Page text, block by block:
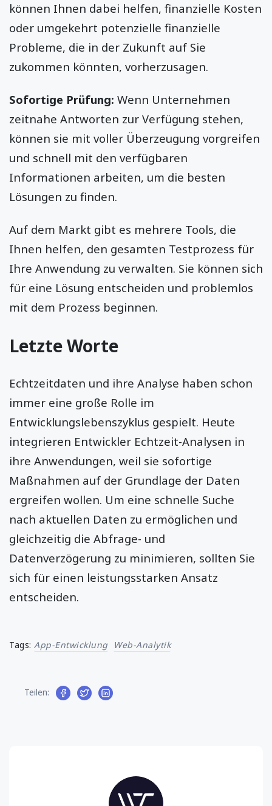
können Ihnen dabei helfen, finanzielle Kosten
oder umgekehrt potenzielle finanzielle
Probleme, die in der Zukunft auf Sie
zukommen könnten, vorherzusagen.
Sofortige Prüfung: Wenn Unternehmen
zeitnahe Antworten zur Verfügung stehen,
können sie mit voller Überzeugung vorgreifen
und schnell mit den verfügbaren
Informationen arbeiten, um die besten
Lösungen zu finden.
Auf dem Markt gibt es mehrere Tools, die
Ihnen helfen, den gesamten Testprozess für
Ihre Anwendung zu verwalten. Sie können sich
für eine Lösung entscheiden und problemlos
mit dem Prozess beginnen.
Letzte Worte
Echtzeitdaten und ihre Analyse haben schon
immer eine große Rolle im
Entwicklungslebenszyklus gespielt. Heute
integrieren Entwickler Echtzeit-Analysen in
ihre Anwendungen, weil sie sofortige
Maßnahmen auf der Grundlage der Daten
ergreifen wollen. Um eine schnelle Suche
nach aktuellen Daten zu ermöglichen und
gleichzeitig die Abfrage- und
Datenverzögerung zu minimieren, sollten Sie
sich für einen leistungsstarken Ansatz
entscheiden.
Tags: App-Entwicklung Web-Analytik
Teilen: